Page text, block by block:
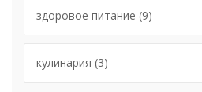
здоровое питание (9)
кулинария (3)